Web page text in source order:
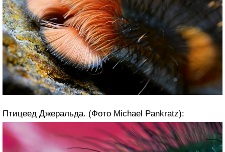
Птицеед Джеральда. (Фото Michael Pankratz):